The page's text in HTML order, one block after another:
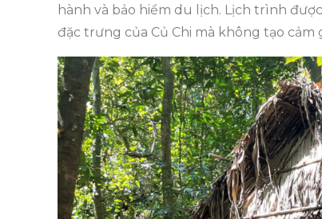
hành và bảo hiểm du lịch. Lịch trình
đặc trưng của Củ Chi mà không tạo cảm